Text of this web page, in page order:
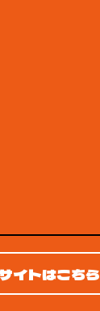
イトはこちら